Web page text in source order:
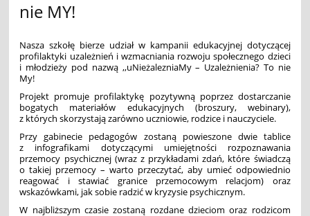
nie MY!
Nasza szkołę bierze udział w kampanii edukacyjnej dotyczącej
profilaktyki uzależnień i wzmacniania rozwoju społecznego dzieci
i młodzieży pod nazwą ,,uNieżalezniaMy – Uzależnienia? To nie
My!
Projekt promuje profilaktykę pozytywną poprzez dostarczanie
bogatych materiałów edukacyjnych (broszury, webinary),
z których skorzystają zarówno uczniowie, rodzice i nauczyciele.
Przy gabinecie pedagogów zostaną powieszone dwie tablice
z infografikami dotyczącymi umiejętności rozpoznawania
przemocy psychicznej (wraz z przykładami zdań, które świadczą
o takiej przemocy – warto przeczytać, aby umieć odpowiednio
reagować i stawiać granice przemocowym relacjom) oraz
wskazówkami, jak sobie radzić w kryzysie psychicznym.
W najbliższym czasie zostaną rozdane dzieciom oraz rodzicom